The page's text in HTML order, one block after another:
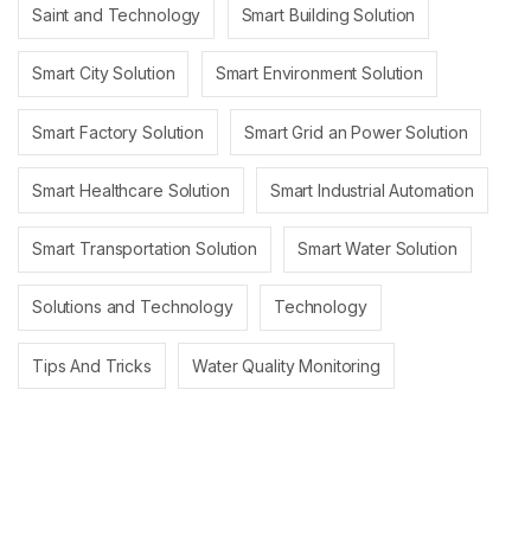
Saint and Technology Smart Building Solution
Smart City Solution Smart Environment Solution
Smart Factory Solution Smart Grid an Power Solution
Smart Healthcare Solution Smart Industrial Automation
Smart Transportation Solution Smart Water Solution
Solutions and Technology Technology
Tips And Tricks Water Quality Monitoring